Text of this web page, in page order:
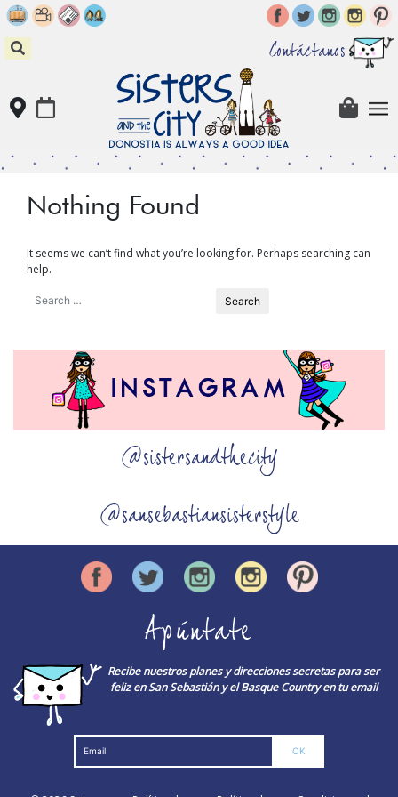
Skip
to
content
Contáctanos
Nothing Found
It seems we can’t find what you’re looking for. Perhaps searching can
help.
@sistersandthecity
@sansebastiansisterstyle
Apúntate
Recibe nuestros planes y direcciones secretas para ser
feliz en San Sebastián y el Basque Country en tu email